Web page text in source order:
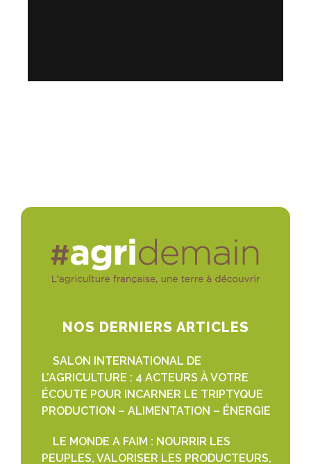
NOS DERNIERS ARTICLES
SALON INTERNATIONAL DE
L’AGRICULTURE : 4 ACTEURS À VOTRE
ÉCOUTE POUR INCARNER LE TRIPTYQUE
PRODUCTION – ALIMENTATION – ÉNERGIE
LE MONDE A FAIM : NOURRIR LES
PEUPLES, VALORISER LES PRODUCTEURS,